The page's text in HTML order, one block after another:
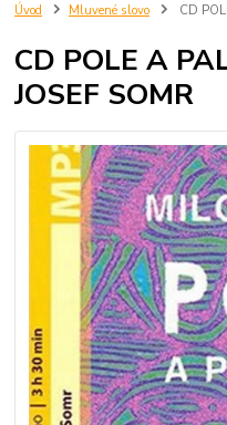
Úvod Mluvené slovo CD
CD POLE A
JOSEF SOMR